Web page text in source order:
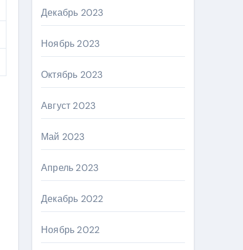
Декабрь 2023
Ноябрь 2023
Октябрь 2023
Август 2023
Май 2023
Апрель 2023
Декабрь 2022
Ноябрь 2022